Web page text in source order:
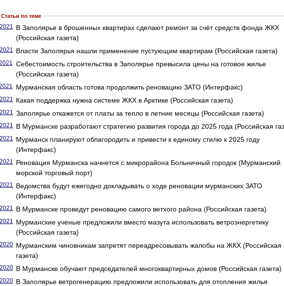
Статьи по теме
В Заполярье в брошенных квартирах сделают ремонт за счёт средств фонда ЖКХ
(Российская газета)
Власти Заполярья нашли применение пустующим квартирам (Российская газета)
Себестоимость строительства в Заполярье превысила цены на готовое жилье
(Российская газета)
Мурманская область готова продолжить реновацию ЗАТО (Интерфакс)
Какая поддержка нужна системе ЖКХ в Арктике (Российская газета)
Заполярье откажется от платы за тепло в летние месяцы (Российская газета)
В Мурманске разработают стратегию развития города до 2025 года (Российская
Мурманск планируют облагородить и привести к единому стилю к 2025 году
(Интерфакс)
Реновация Мурманска начнется с микрорайона Больничный городок (Мурманский
морской торговый порт)
Ведомства будут ежегодно докладывать о ходе реновации мурманских ЗАТО
(Интерфакс)
В Мурманске проведут реновацию самого ветхого района (Российская газета)
Мурманские ученые предложили вместо мазута использовать ветроэнергетику
(Российская газета)
Мурманским чиновникам запретят переадресовывать жалобы на ЖКХ (Российская
газета)
В Мурманске обучают председателей многоквартирных домов (Российская газета)
В Заполярье ветрогенерацию предложили использовать для отопления жилья